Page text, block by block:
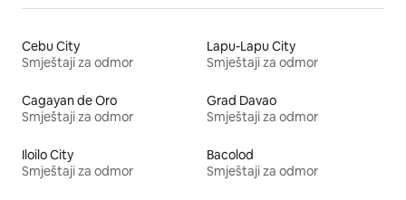
Cebu City
Smještaji za odmor
Lapu-Lapu City
Smještaji za odmor
Cagayan de Oro
Smještaji za odmor
Grad Davao
Smještaji za odmor
Iloilo City
Smještaji za odmor
Bacolod
Smještaji za odmor